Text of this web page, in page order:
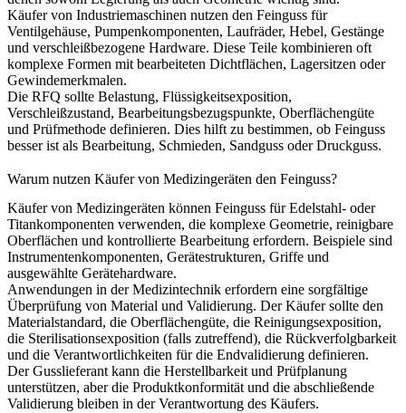
Käufer von Industriemaschinen nutzen den Feinguss für
Ventilgehäuse, Pumpenkomponenten, Laufräder, Hebel, Gestänge
und verschleißbezogene Hardware. Diese Teile kombinieren oft
komplexe Formen mit bearbeiteten Dichtflächen, Lagersitzen oder
Gewindemerkmalen.
Die RFQ sollte Belastung, Flüssigkeitsexposition,
Verschleißzustand, Bearbeitungsbezugspunkte, Oberflächengüte
und Prüfmethode definieren. Dies hilft zu bestimmen, ob Feinguss
besser ist als Bearbeitung, Schmieden, Sandguss oder Druckguss.
Warum nutzen Käufer von Medizingeräten den Feinguss?
Käufer von Medizingeräten können Feinguss für Edelstahl- oder
Titankomponenten verwenden, die komplexe Geometrie, reinigbare
Oberflächen und kontrollierte Bearbeitung erfordern. Beispiele sind
Instrumentenkomponenten, Gerätestrukturen, Griffe und
ausgewählte Gerätehardware.
Anwendungen in der Medizintechnik erfordern eine sorgfältige
Überprüfung von Material und Validierung. Der Käufer sollte den
Materialstandard, die Oberflächengüte, die Reinigungsexposition,
die Sterilisationsexposition (falls zutreffend), die Rückverfolgbarkeit
und die Verantwortlichkeiten für die Endvalidierung definieren.
Der Gusslieferant kann die Herstellbarkeit und Prüfplanung
unterstützen, aber die Produktkonformität und die abschließende
Validierung bleiben in der Verantwortung des Käufers.